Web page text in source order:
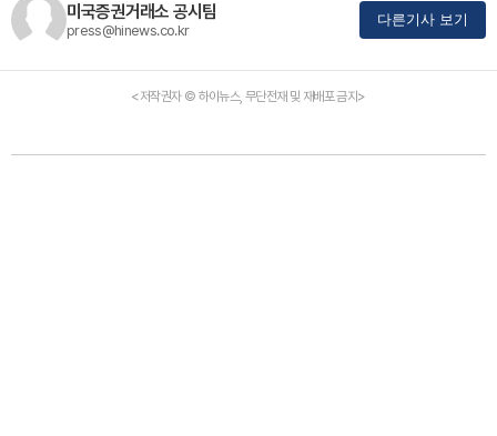
미국증권거래소 공시팀
press@hinews.co.kr
다른기사 보기
<저작권자 © 하이뉴스, 무단전재 및 재배포 금지>